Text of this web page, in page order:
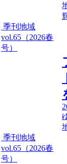
季刊地域
vol.65（2026春
号）
季刊地域
vol.65（2026春
号）